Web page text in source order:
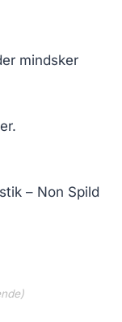
mindsker
– Non Spild